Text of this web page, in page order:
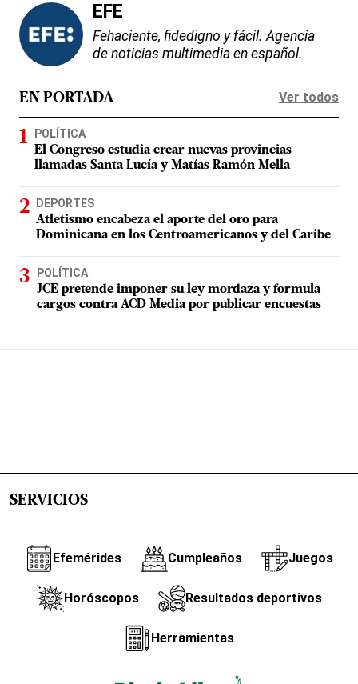
EFE
Fehaciente, fidedigno y fácil. Agencia
de noticias multimedia en español.
EN PORTADA Ver todos
POLÍTICA
El Congreso estudia crear nuevas provincias
llamadas Santa Lucía y Matías Ramón Mella
DEPORTES
Atletismo encabeza el aporte del oro para
Dominicana en los Centroamericanos y del Caribe
POLÍTICA
JCE pretende imponer su ley mordaza y formula
cargos contra ACD Media por publicar encuestas
SERVICIOS
Efemérides Cumpleaños Juegos
Horóscopos Resultados deportivos
Herramientas